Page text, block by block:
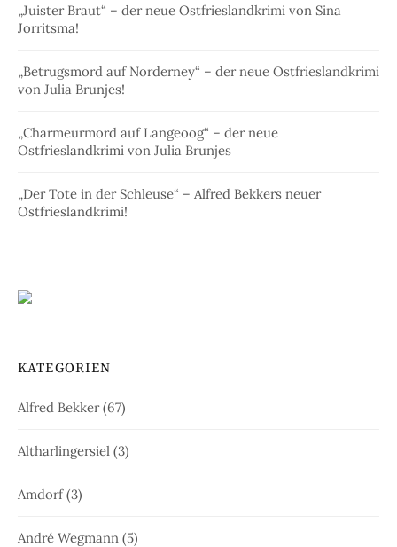
„Juister Braut“ – der neue Ostfrieslandkrimi von Sina
Jorritsma!
„Betrugsmord auf Norderney“ – der neue Ostfrieslandkrimi
von Julia Brunjes!
„Charmeurmord auf Langeoog“ – der neue
Ostfrieslandkrimi von Julia Brunjes
„Der Tote in der Schleuse“ – Alfred Bekkers neuer
Ostfrieslandkrimi!
KATEGORIEN
Alfred Bekker(67)
Altharlingersiel (3)
Amdorf(3)
André Wegmann (5)